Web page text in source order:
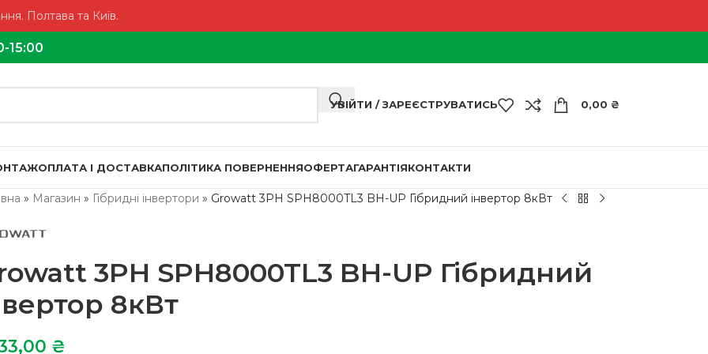
Полтава та Київ.
15:00
УВІЙТИ / ЗАРЕЄСТРУВАТИСЬ 0,00 ₴
ОПЛАТА І ДОСТАВКАПОЛІТИКА ПОВЕРНЕННЯОФЕРТАГАРАНТІЯКОНТАКТИ
» Магазин » Гібридні інвертори » Growatt 3PH SPH8000TL3 BH-UP Гібридний інвертор 8кВт
3PH SPH8000TL3 BH-UP Гібридний
8кВт
₴